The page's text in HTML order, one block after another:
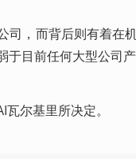
司，而背后则有着在
目前任何大型公司
尔基里所决定。